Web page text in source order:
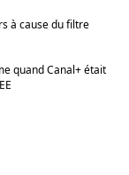
à cause du filtre
quand Canal+ était